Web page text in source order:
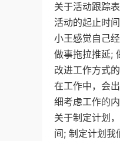
关于活动跟踪
活动的起止时
小王感觉自己
做事拖拉推延;
改进工作方式
在工作中，会
细考虑工作的
关于制定计划
间; 制定计划我